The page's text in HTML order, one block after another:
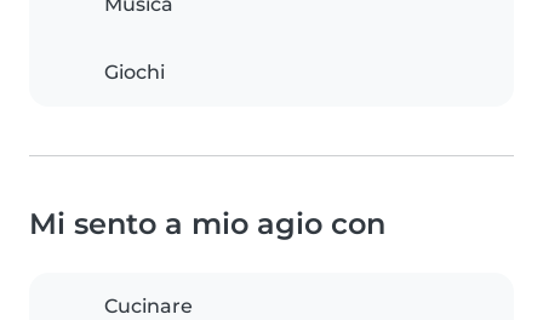
Musica
Giochi
Mi sento a mio agio con
Cucinare